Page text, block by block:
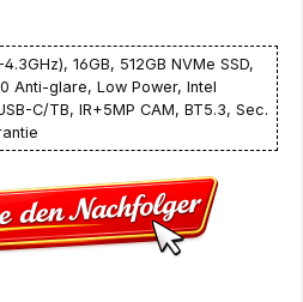
16GB, 512GB NVMe SSD,
Anti-glare, Low Power, Intel
C/TB, IR+5MP CAM, BT5.3, Sec.